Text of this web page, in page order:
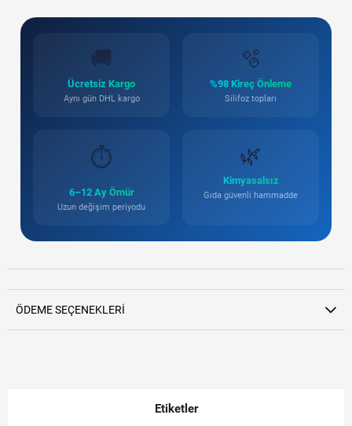
🚚
Ücretsiz Kargo
Aynı gün DHL kargo
🫧
%98 Kireç Önleme
Silifoz topları
⏱️
6–12 Ay Ömür
Uzun değişim periyodu
🌿
Kimyasalsız
Gıda güvenli hammadde
ÖDEME SEÇENEKLERI
Etiketler